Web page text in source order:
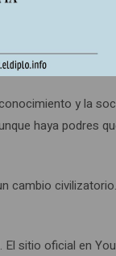
y la
haya podres
cambio
sitio oficial en